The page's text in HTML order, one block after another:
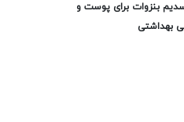
بنزوات برای پوست و
بهداشتی